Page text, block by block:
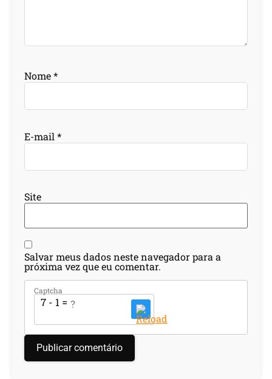
Nome*
E-mail *
Site
Salvar meus dados neste navegador para a
próxima vez que eu comentar.
Captcha
7 - 1 = ?